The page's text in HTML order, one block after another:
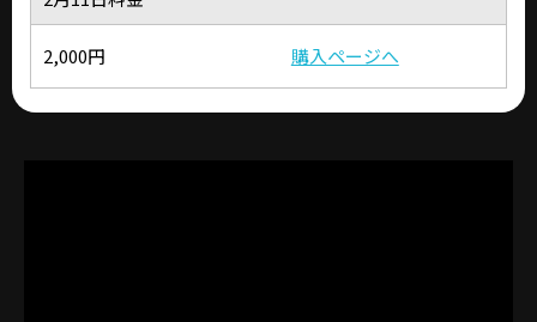
2,000円 購入ページへ